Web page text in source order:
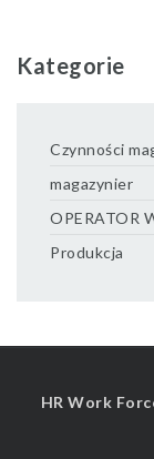
Kategorie
Czynności
magazynier
OPERATOR
Produkcja
HR Work